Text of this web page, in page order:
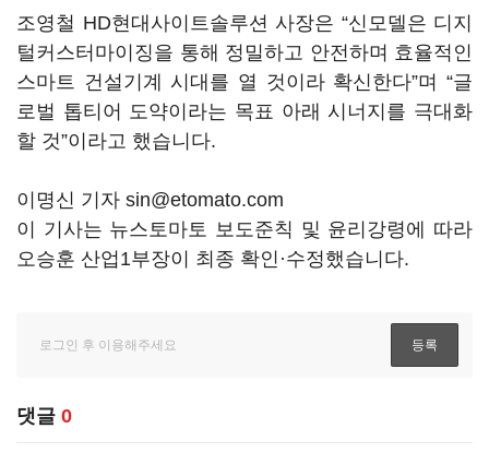
조영철 HD현대사이트솔루션 사장은 “신모델은 디지
털커스터마이징을 통해 정밀하고 안전하며 효율적인
스마트 건설기계 시대를 열 것이라 확신한다”며 “글
로벌 톱티어 도약이라는 목표 아래 시너지를 극대화
할 것”이라고 했습니다.
이명신 기자 sin@etomato.com
이 기사는 뉴스토마토 보도준칙 및 윤리강령에 따라
오승훈 산업1부장이 최종 확인·수정했습니다.
댓글 0